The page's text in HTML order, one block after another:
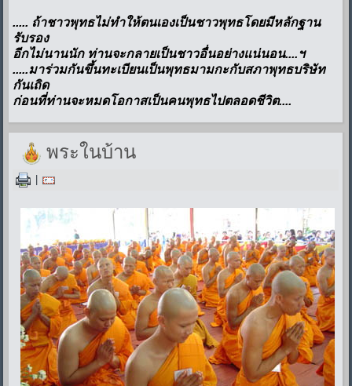
..... ถ้าชาวพุทธไม่ทำให้ตนเองเป็นชาวพุทธโดยมีหลักฐาน
รับรอง
อีกไม่นานนัก ท่านจะกลายเป็นชาวอื่นอย่างแน่นอน....ฯ
.....มาร่วมกันขึ้นทะเบียนเป็นพุทธมามกะกับสภาพุทธบริษัท
กันเถิด
ก่อนที่ท่านจะหมดโอกาสเป็นคนพุทธไปตลอดชีวิต....
พระในบ้าน